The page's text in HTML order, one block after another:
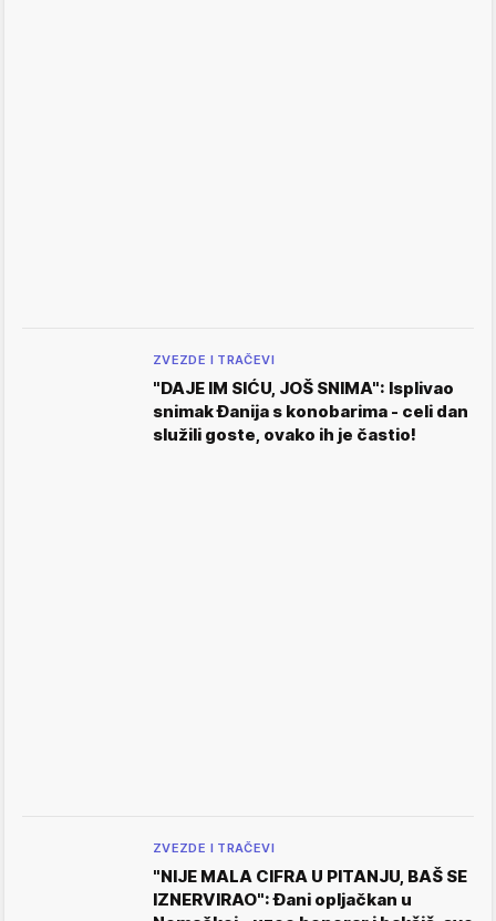
ZVEZDE I TRAČEVI
"DAJE IM SIĆU, JOŠ SNIMA": Isplivao
snimak Đanija s konobarima - celi dan
služili goste, ovako ih je častio!
ZVEZDE I TRAČEVI
"NIJE MALA CIFRA U PITANJU, BAŠ SE
IZNERVIRAO": Đani opljačkan u